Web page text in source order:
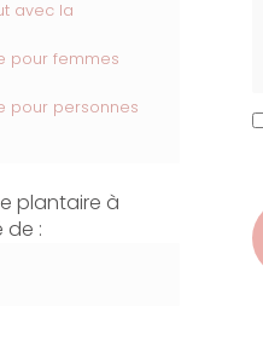
avec la
pour femmes
pour personnes
plantaire à
de :